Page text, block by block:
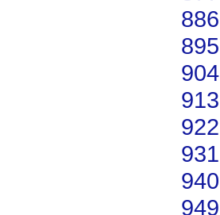
886
895
904
913
922
931
940
949